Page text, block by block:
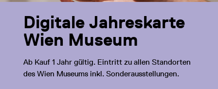
Digitale Jahreskarte
Wien Museum
Ab Kauf 1 Jahr gültig. Eintritt zu allen Standorten
des Wien Museums inkl. Sonderausstellungen.